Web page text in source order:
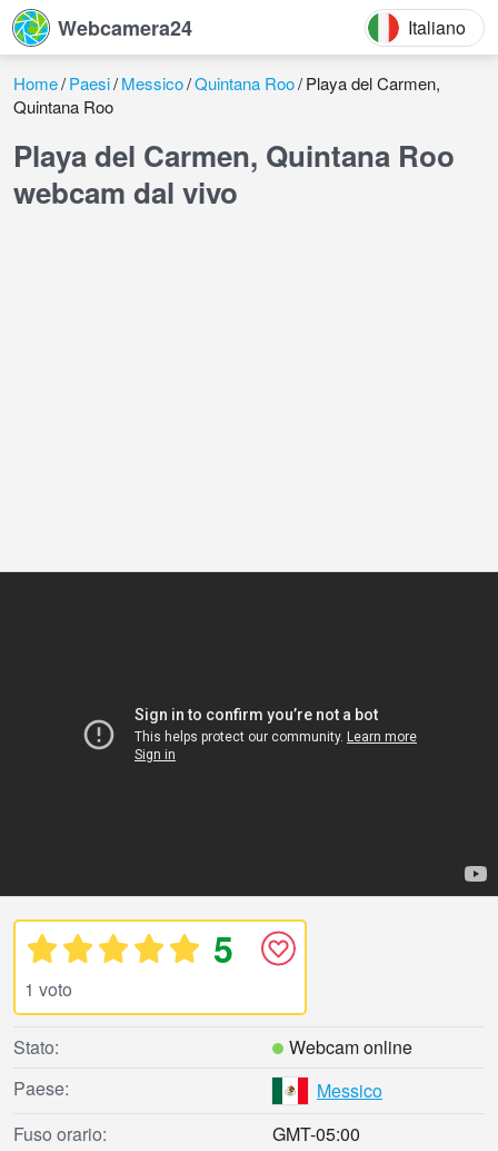
Webcamera24 Italiano
Home Paesi Messico Quintana Roo Playa del Carmen,
Quintana Roo
Playa del Carmen, Quintana Roo
webcam dal vivo
5
1 voto
Stato:
Webcam online
Paese:
Messico
Fuso orario:
GMT-05:00